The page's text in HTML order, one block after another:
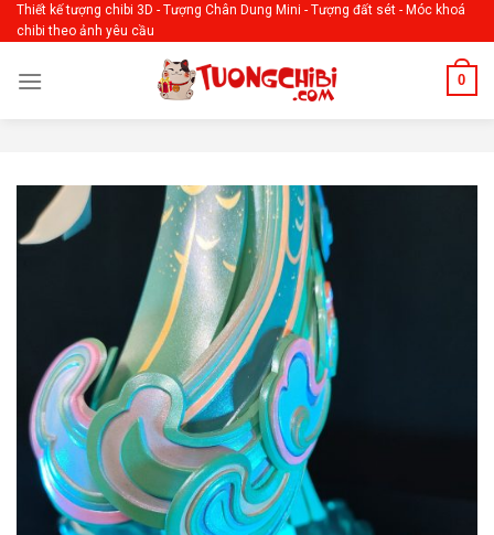
Skip
to
Thiết kế tượng chibi 3D - Tượng Chân Dung Mini - Tượng đất sét - Móc khoá
chibi theo ảnh yêu cầu
0